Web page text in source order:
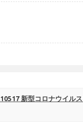
新型コロナウイル